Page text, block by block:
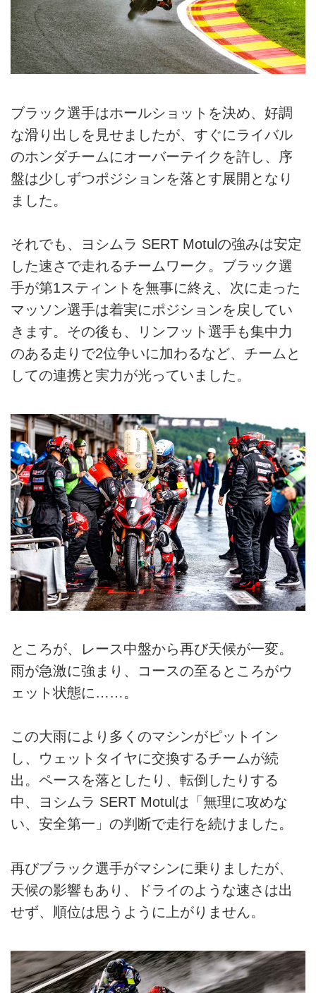
ブラック選手はホールショットを決め、好調
な滑り出しを見せましたが、すぐにライバル
のホンダチームにオーバーテイクを許し、序
盤は少しずつポジションを落とす展開となり
ました。
それでも、ヨシムラ SERT Motulの強みは安定
した速さで走れるチームワーク。ブラック選
手が第1スティントを無事に終え、次に走った
マッソン選手は着実にポジションを戻してい
きます。その後も、リンフット選手も集中力
のある走りで2位争いに加わるなど、チームと
しての連携と実力が光っていました。
ところが、レース中盤から再び天候が一変。
雨が急激に強まり、コースの至るところがウ
ェット状態に……。
この大雨により多くのマシンがピットイン
し、ウェットタイヤに交換するチームが続
出。ペースを落としたり、転倒したりする
中、ヨシムラ SERT Motulは「無理に攻めな
い、安全第一」の判断で走行を続けました。
再びブラック選手がマシンに乗りましたが、
天候の影響もあり、ドライのような速さは出
せず、順位は思うように上がりません。